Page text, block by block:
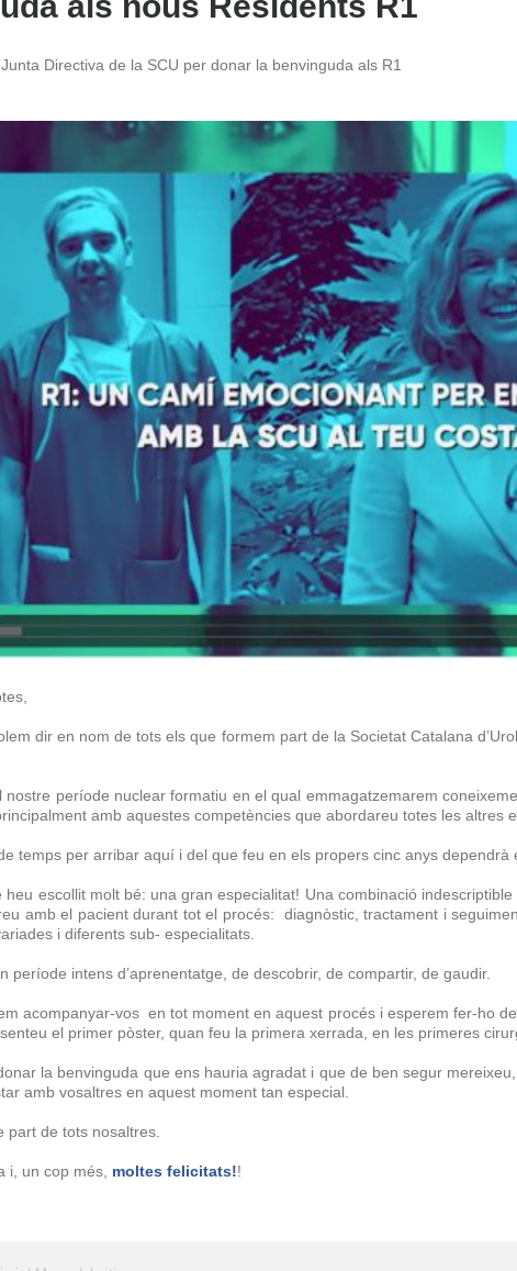
Directiva de la SCU per donar la benvinguda als R1
dir en nom de tots els que formem part de la Societat Catalana
nostre període nuclear formatiu en el qual emmagatzemarem
amb aquestes competències que abordareu totes les altres
temps per arribar aquí i del que feu en els propers cinc anys dependrà
heu escollit molt bé: una gran especialitat! Una combinació
amb el pacient durant tot el procés: diagnòstic, tractament i
i diferents sub- especialitats.
període intens d’aprenentatge, de descobrir, de compartir, de gaudir.
acompanyar-vos en tot momenten aquest procés i esperem fer-ho
el primer pòster, quan feu la primera xerrada, en les primeres
la benvinguda que ens hauria agradat i que de ben segur
amb vosaltres en aquest moment tan especial.
part de tots nosaltres.
i, un cop més, moltes felicitats!!